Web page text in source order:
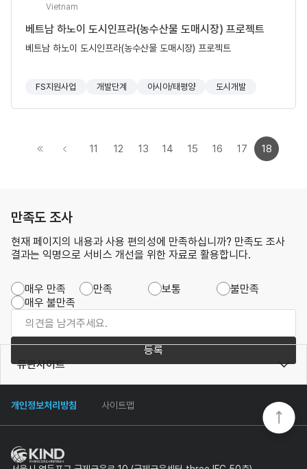
Vietnam
베트남 하노이 도시인프라(농수산물 도매시장) 프로젝트
베트남 하노이 도시인프라(농수산물 도매시장) 프로젝트
FS지원사업 개발단계 아시아/태평양 도시개발
11 12 13 14 15 16 17 18
만족도 조사
현재 페이지의 내용과 사용 편의성에 만족하십니까? 만족도 조사
결과는 익명으로 서비스 개선을 위한 자료로 활용합니다.
매우 만족 만족 보통
불만족
매우 불만족
등록
개인정보처리방침 사이트맵
유관사이트